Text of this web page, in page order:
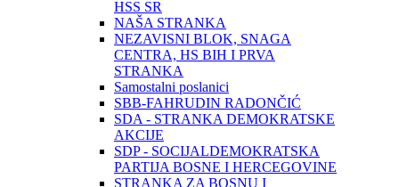
HSS SR
NAŠA STRANKA
NEZAVISNI BLOK, SNAGA
CENTRA, HS BIH I PRVA
STRANKA
Samostalni poslanici
SBB-FAHRUDIN RADONČIĆ
SDA - STRANKA DEMOKRATSKE
AKCIJE
SDP - SOCIJALDEMOKRATSKA
PARTIJA BOSNE I HERCEGOVINE
STRANKA ZA BOSNU I